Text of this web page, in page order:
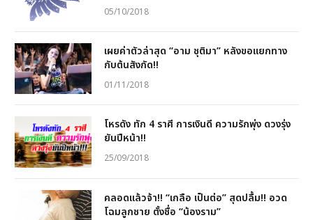
05/10/2018
เผยค่าตัวล่าสุด “อาม ชุติมา” หลังขอแยกทาง
กับต้นสังกัด!!
01/11/2018
โหรดัง ทัก 4 ราศี การเงินดี ความรักพุ่ง ดวงรุ่ง
ยันปีหน้า!!
25/09/2018
คลอดแล้วจ้า!! “เกลือ เป็นต่อ” สุดปลื้ม!! อวด
โฉมลูกชาย ตั้งชื่อ “น้องราม”